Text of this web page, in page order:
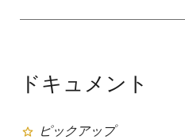
ドキュメント
ピックアップ